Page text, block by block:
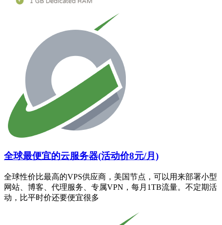
全球最便宜的云服务器(活动价8元/月)
全球性价比最高的VPS供应商，美国节点，可以用来部署小型
网站、博客、代理服务、专属VPN，每月1TB流量。不定期活
动，比平时价还要便宜很多